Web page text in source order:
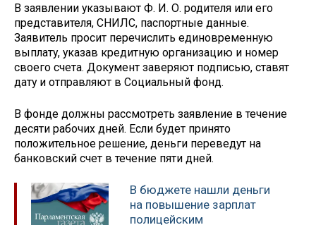
В заявлении указывают Ф. И. О. родителя или его
представителя, СНИЛС, паспортные данные.
Заявитель просит перечислить единовременную
выплату, указав кредитную организацию и номер
своего счета. Документ заверяют подписью, ставят
дату и отправляют в Социальный фонд.
В фонде должны рассмотреть заявление в течение
десяти рабочих дней. Если будет принято
положительное решение, деньги переведут на
банковский счет в течение пяти дней.
В бюджете нашли деньги
на повышение зарплат
полицейским